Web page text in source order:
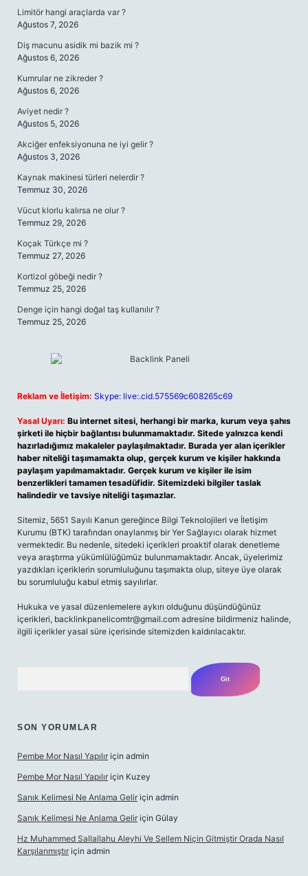
Limitör hangi araçlarda var ?
Ağustos 7, 2026
Diş macunu asidik mi bazik mi ?
Ağustos 6, 2026
Kumrular ne zikreder ?
Ağustos 6, 2026
Aviyet nedir ?
Ağustos 5, 2026
Akciğer enfeksiyonuna ne iyi gelir ?
Ağustos 3, 2026
Kaynak makinesi türleri nelerdir ?
Temmuz 30, 2026
Vücut klorlu kalırsa ne olur ?
Temmuz 29, 2026
Koçak Türkçe mi ?
Temmuz 27, 2026
Kortizol göbeği nedir ?
Temmuz 25, 2026
Denge için hangi doğal taş kullanılır ?
Temmuz 25, 2026
Reklam ve İletişim: Skype: live:.cid.575569c608265c69
Yasal Uyarı: Bu internet sitesi, herhangi bir marka, kurum veya şahıs
şirketi ile hiçbir bağlantısı bulunmamaktadır. Sitede yalnızca kendi
hazırladığımız makaleler paylaşılmaktadır. Burada yer alan içerikler
haber niteliği taşımamakta olup, gerçek kurum ve kişiler hakkında
paylaşım yapılmamaktadır. Gerçek kurum ve kişiler ile isim
benzerlikleri tamamen tesadüfidir. Sitemizdeki bilgiler taslak
halindedir ve tavsiye niteliği taşımazlar.
Sitemiz, 5651 Sayılı Kanun gereğince Bilgi Teknolojileri ve İletişim
Kurumu (BTK) tarafından onaylanmış bir Yer Sağlayıcı olarak hizmet
vermektedir. Bu nedenle, sitedeki içerikleri proaktif olarak denetleme
veya araştırma yükümlülüğümüz bulunmamaktadır. Ancak, üyelerimiz
yazdıkları içeriklerin sorumluluğunu taşımakta olup, siteye üye olarak
bu sorumluluğu kabul etmiş sayılırlar.
Hukuka ve yasal düzenlemelere aykırı olduğunu düşündüğünüz
içerikleri, backlinkpanelicomtr@gmail.com adresine bildirmeniz halinde,
ilgili içerikler yasal süre içerisinde sitemizden kaldırılacaktır.
SON YORUMLAR
Pembe Mor Nasıl Yapılır için admin
Pembe Mor Nasıl Yapılır için Kuzey
Sanık Kelimesi Ne Anlama Gelir için admin
Sanık Kelimesi Ne Anlama Gelir için Gülay
Hz Muhammed Sallallahu Aleyhi Ve Sellem Niçin Gitmiştir Orada Nasıl
Karşılanmıştır için admin